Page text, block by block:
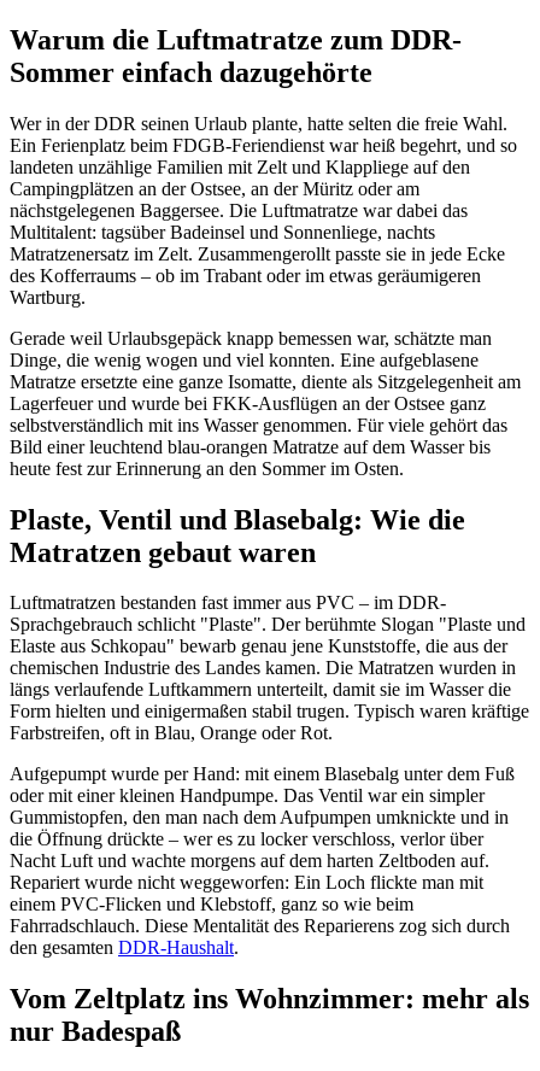
Warum die Luftmatratze zum DDR-
Sommer einfach dazugehörte
Wer in der DDR seinen Urlaub plante, hatte selten die freie Wahl.
Ein Ferienplatz beim FDGB-Feriendienst war heiß begehrt, und so
landeten unzählige Familien mit Zelt und Klappliege auf den
Campingplätzen an der Ostsee, an der Müritz oder am
nächstgelegenen Baggersee. Die Luftmatratze war dabei das
Multitalent: tagsüber Badeinsel und Sonnenliege, nachts
Matratzenersatz im Zelt. Zusammengerollt passte sie in jede Ecke
des Kofferraums – ob im Trabant oder im etwas geräumigeren
Wartburg.
Gerade weil Urlaubsgepäck knapp bemessen war, schätzte man
Dinge, die wenig wogen und viel konnten. Eine aufgeblasene
Matratze ersetzte eine ganze Isomatte, diente als Sitzgelegenheit am
Lagerfeuer und wurde bei FKK-Ausflügen an der Ostsee ganz
selbstverständlich mit ins Wasser genommen. Für viele gehört das
Bild einer leuchtend blau-orangen Matratze auf dem Wasser bis
heute fest zur Erinnerung an den Sommer im Osten.
Plaste, Ventil und Blasebalg: Wie die
Matratzen gebaut waren
Luftmatratzen bestanden fast immer aus PVC – im DDR-
Sprachgebrauch schlicht "Plaste". Der berühmte Slogan "Plaste und
Elaste aus Schkopau" bewarb genau jene Kunststoffe, die aus der
chemischen Industrie des Landes kamen. Die Matratzen wurden in
längs verlaufende Luftkammern unterteilt, damit sie im Wasser die
Form hielten und einigermaßen stabil trugen. Typisch waren kräftige
Farbstreifen, oft in Blau, Orange oder Rot.
Aufgepumpt wurde per Hand: mit einem Blasebalg unter dem Fuß
oder mit einer kleinen Handpumpe. Das Ventil war ein simpler
Gummistopfen, den man nach dem Aufpumpen umknickte und in
die Öffnung drückte – wer es zu locker verschloss, verlor über
Nacht Luft und wachte morgens auf dem harten Zeltboden auf.
Repariert wurde nicht weggeworfen: Ein Loch flickte man mit
einem PVC-Flicken und Klebstoff, ganz so wie beim
Fahrradschlauch. Diese Mentalität des Reparierens zog sich durch
den gesamten DDR-Haushalt.
Vom Zeltplatz ins Wohnzimmer: mehr als
nur Badespaß